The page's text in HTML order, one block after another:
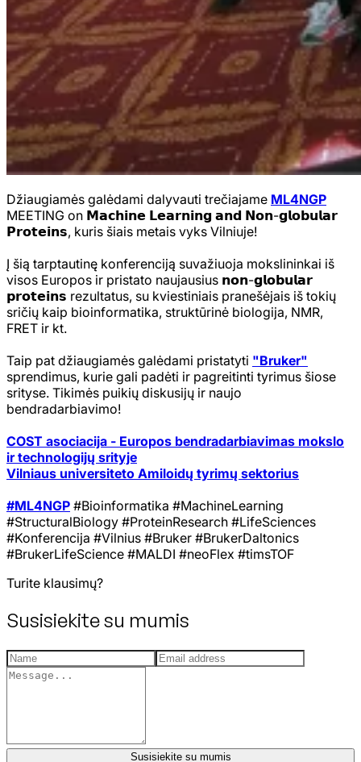
Džiaugiamės galėdami dalyvauti trečiajame ML4NGP
MEETING on 𝗠𝗮𝗰𝗵𝗶𝗻𝗲 𝗟𝗲𝗮𝗿𝗻𝗶𝗻𝗴 𝗮𝗻𝗱 𝗡𝗼𝗻-𝗴𝗹𝗼𝗯𝘂𝗹𝗮𝗿
𝗣𝗿𝗼𝘁𝗲𝗶𝗻𝘀, kuris šiais metais vyks Vilniuje!
Į šią tarptautinę konferenciją suvažiuoja mokslininkai iš
visos Europos ir pristato naujausius 𝗻𝗼𝗻-𝗴𝗹𝗼𝗯𝘂𝗹𝗮𝗿
𝗽𝗿𝗼𝘁𝗲𝗶𝗻𝘀 rezultatus, su kviestiniais pranešėjais iš tokių
sričių kaip bioinformatika, struktūrinė biologija, NMR,
FRET ir kt.
Taip pat džiaugiamės galėdami pristatyti "Bruker"
sprendimus, kurie gali padėti ir pagreitinti tyrimus šiose
srityse. Tikimės puikių diskusijų ir naujo
bendradarbiavimo!
COST asociacija - Europos bendradarbiavimas mokslo
ir technologijų srityje
Vilniaus universiteto Amiloidų tyrimų sektorius
#ML4NGP #Bioinformatika #MachineLearning
#StructuralBiology #ProteinResearch #LifeSciences
#Konferencija #Vilnius #Bruker #BrukerDaltonics
#BrukerLifeScience #MALDI #neoFlex #timsTOF
Turite klausimų?
Susisiekite su mumis
Susisiekite su mumis